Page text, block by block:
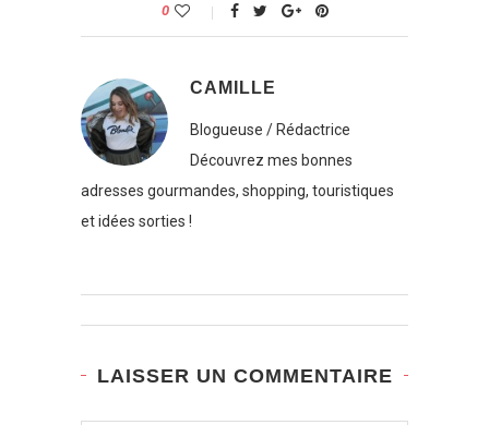
0
CAMILLE
Blogueuse / Rédactrice
Découvrez mes bonnes
adresses gourmandes, shopping, touristiques
et idées sorties !
LAISSER UN COMMENTAIRE